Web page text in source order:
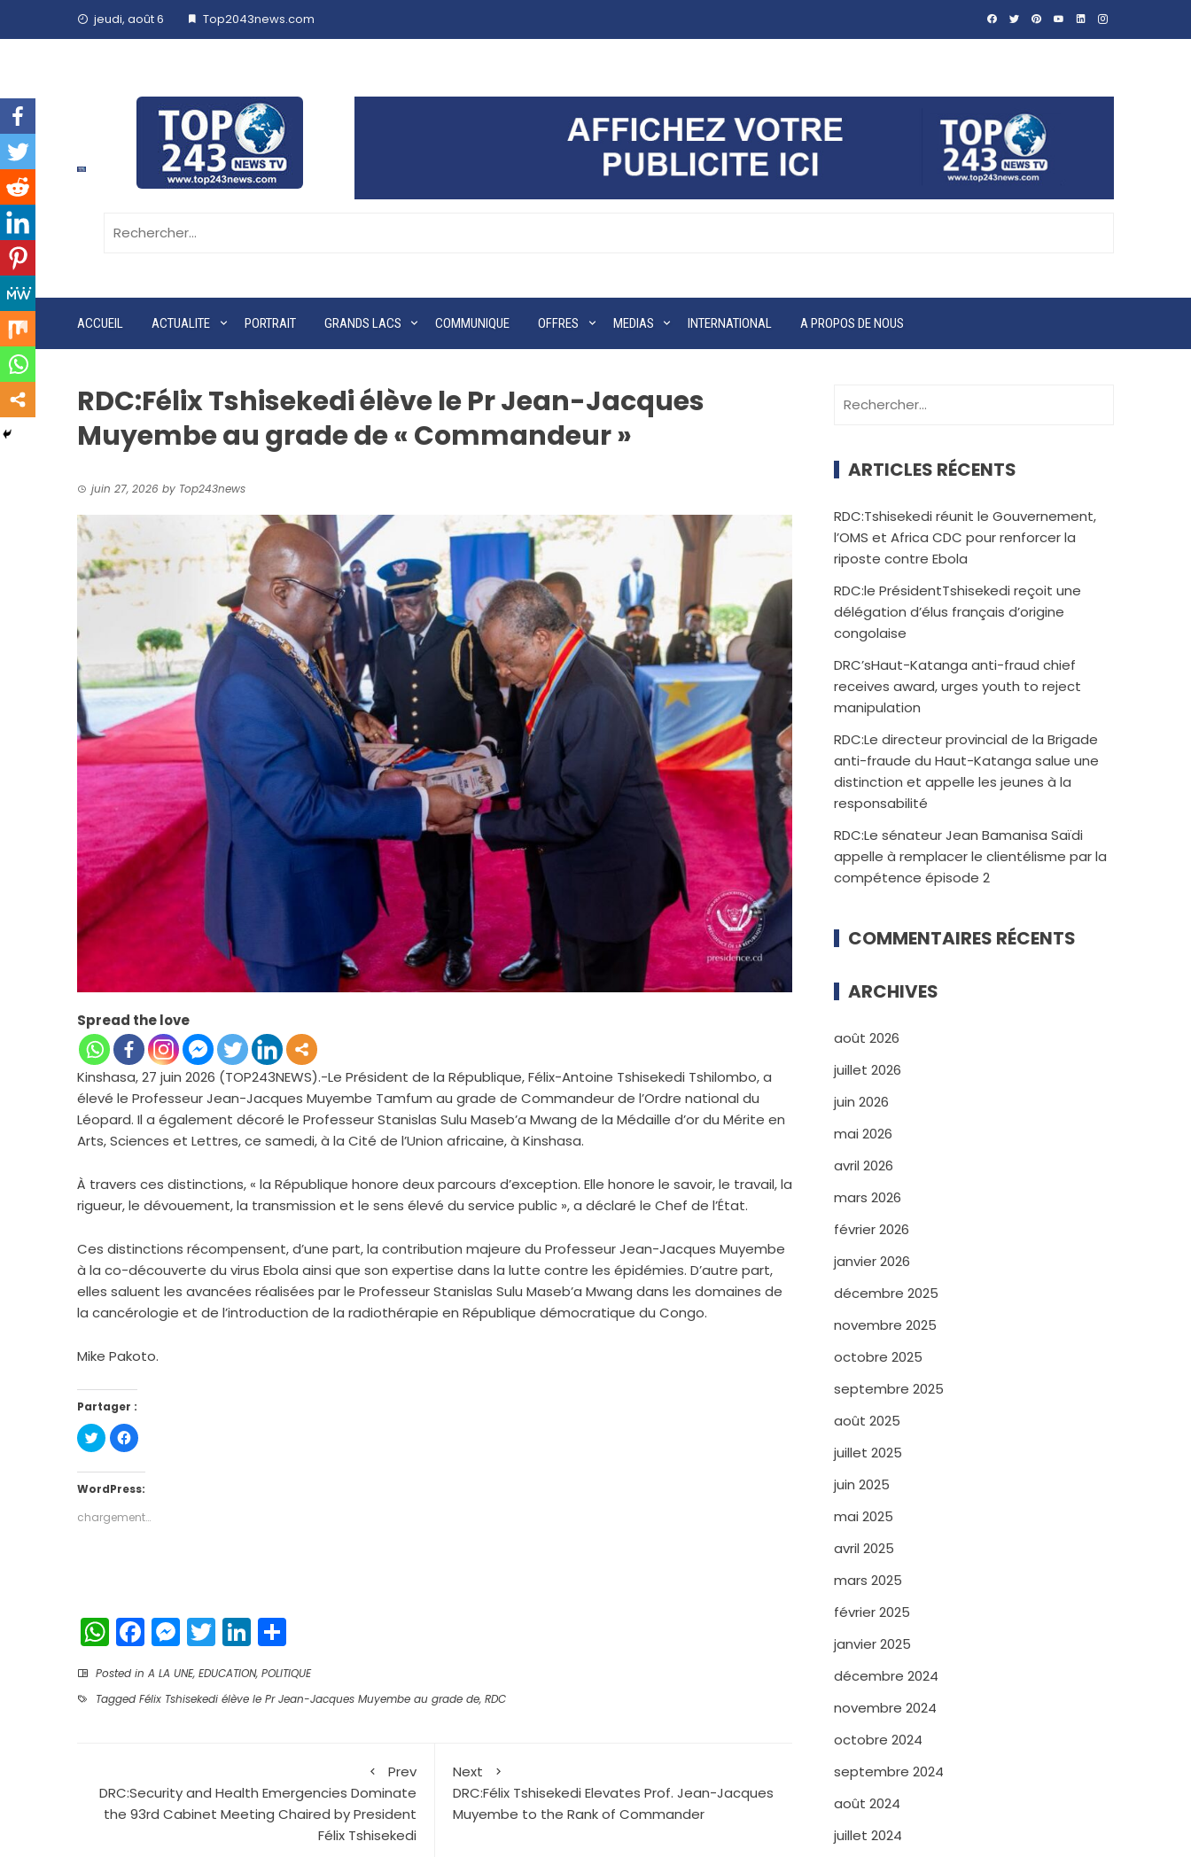
jeudi, août 6 Top2043news.com
ACCUEIL ACTUALITE PORTRAIT GRANDS LACS COMMUNIQUE OFFRES MEDIAS INTERNATIONAL A PROPOS DE NOUS
RDC:Félix Tshisekedi élève le Pr Jean-Jacques
Muyembe au grade de « Commandeur »
juin 27, 2026 by Top243news
Spread the love
Kinshasa, 27 juin 2026 (TOP243NEWS).-Le Président de la République, Félix-Antoine Tshisekedi Tshilombo, a
élevé le Professeur Jean-Jacques Muyembe Tamfum au grade de Commandeur de l’Ordre national du
Léopard. Il a également décoré le Professeur Stanislas Sulu Maseb’a Mwang de la Médaille d’or du Mérite en
Arts, Sciences et Lettres, ce samedi, à la Cité de l’Union africaine, à Kinshasa.
À travers ces distinctions, « la République honore deux parcours d’exception. Elle honore le savoir, le travail, la
rigueur, le dévouement, la transmission et le sens élevé du service public », a déclaré le Chef de l’État.
Ces distinctions récompensent, d’une part, la contribution majeure du Professeur Jean-Jacques Muyembe
à la co-découverte du virus Ebola ainsi que son expertise dans la lutte contre les épidémies. D’autre part,
elles saluent les avancées réalisées par le Professeur Stanislas Sulu Maseb’a Mwang dans les domaines de
la cancérologie et de l’introduction de la radiothérapie en République démocratique du Congo.
Mike Pakoto.
Partager :
Cliquez
pour
partager
Twitter(ouvre
dans
fenêtre)
Cliquez
pour
Facebook(ouvre
dans
fenêtre)
WordPress:
chargement…
WhatsApp
Facebook
Messenger
TwitterLinkedIn
Posted in A LA UNE, EDUCATION, POLITIQUE
Tagged Félix Tshisekedi élève le Pr Jean-Jacques Muyembe au grade de, RDC
Prev
DRC:Security and Health Emergencies Dominate
the 93rd Cabinet Meeting Chaired by President
Félix Tshisekedi
Next
DRC:Félix Tshisekedi Elevates Prof. Jean-Jacques
Muyembe to the Rank of Commander
ARTICLES RÉCENTS
RDC:Tshisekedi réunit le Gouvernement,
l’OMS et Africa CDC pour renforcer la
riposte contre Ebola
RDC:le PrésidentTshisekedi reçoit une
délégation d’élus français d’origine
congolaise
DRC’sHaut-Katanga anti-fraud chief
receives award, urges youth to reject
manipulation
RDC:Le directeur provincial de la Brigade
anti-fraude du Haut-Katanga salue une
distinction et appelle les jeunes à la
responsabilité
RDC:Le sénateur Jean Bamanisa Saïdi
appelle à remplacer le clientélisme par la
compétence épisode 2
COMMENTAIRES RÉCENTS
ARCHIVES
août 2026
juillet 2026
juin 2026
mai 2026
avril 2026
mars 2026
février 2026
janvier 2026
décembre 2025
novembre 2025
octobre 2025
septembre 2025
août 2025
juillet 2025
juin 2025
mai 2025
avril 2025
mars 2025
février 2025
janvier 2025
décembre 2024
novembre 2024
octobre 2024
septembre 2024
août 2024
juillet 2024